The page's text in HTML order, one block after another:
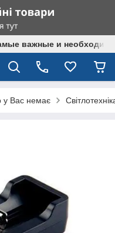
важные и
у Вас немає